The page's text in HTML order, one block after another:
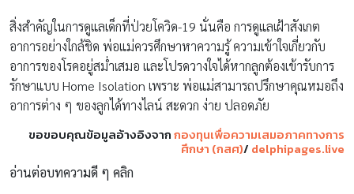
สิ่งสำคัญในการดูแลเด็กที่ป่วยโควิด-19 นั่นคือ การดูแลเฝ้าสังเกต
อาการอย่างใกล้ชิด พ่อแม่ควรศึกษาหาความรู้ ความเข้าใจเกี่ยวกับ
อาการของโรคอยู่สม่ำเสมอ และโปรดวางใจได้หากลูกต้องเข้ารับการ
รักษาแบบ Home Isolation เพราะ พ่อแม่สามารถปรึกษาคุณหมอถึง
อาการต่าง ๆ ของลูกได้ทางไลน์ สะดวก ง่าย ปลอดภัย
ขอขอบคุณข้อมูลอ้างอิงจากกองทุนเพื่อความเสมอภาคทางการ
ศึกษา (กสศ)/ delphipages.live
อ่านต่อบทความดี ๆ คลิก